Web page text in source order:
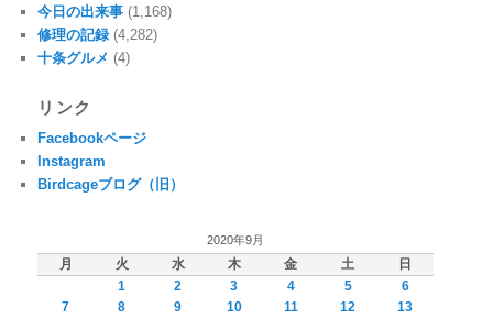
今日の出来事 (1,168)
修理の記録 (4,282)
十条グルメ (4)
リンク
Facebookページ
Instagram
Birdcageブログ（旧）
2020年9月
月 火 水 木 金 土
日
1
2 3 4 5
6
7
8 9 10 11 12
13